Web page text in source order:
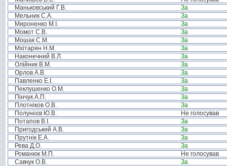
Маньковський Г.В.
За
Мельник С.А.
За
Мироненко М.І.
За
Момот С.В.
За
Мошак С.М.
За
Мхітарян Н.М.
За
Наконечний В.Л.
За
Олійник В.М.
За
Орлов А.В.
За
Павленко Е.І.
За
Пеклушенко О.М.
За
Пінчук А.П.
За
Плотніков О.В.
За
Полунєєв Ю.В.
Не голосував
Потапов В.І.
За
Пригодський А.В.
За
Прутнік Е.А.
За
Рева Д.О.
За
Романюк М.П.
Не голосував
Савчук О.В.
За